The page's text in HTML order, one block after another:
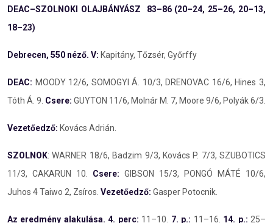
DEAC–SZOLNOKI OLAJBÁNYÁSZ 83–86 (20–24, 25–26, 20–13,
18–23)
Debrecen, 550 néző. V: Kapitány, Tőzsér, Győrffy
DEAC: MOODY 12/6, SOMOGYI Á. 10/3, DRENOVAC 16/6, Hines 3,
Tóth Á. 9. Csere: GUYTON 11/6, Molnár M. 7, Moore 9/6, Polyák 6/3.
Vezetőedző: Kovács Adrián.
SZOLNOK: WARNER 18/6, Badzim 9/3, Kovács P. 7/3, SZUBOTICS
11/3, CAKARUN 10. Csere: GIBSON 15/3, PONGÓ MÁTÉ 10/6,
Juhos 4 Taiwo 2, Zsíros. Vezetőedző: Gasper Potocnik.
Az eredmény alakulása. 4. perc: 11–10. 7. p.: 11–16. 14. p.: 25–